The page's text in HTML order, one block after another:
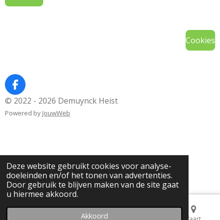
Deze website gebruikt cookies voor analyse-
doeleinden en/of het tonen van advertenties.
Door gebruik te blijven maken van de site gaat
u hiermee akkoord.
Akkoord
Cookies
F
a
c
e
k
© 2022 - 2026 Demuynck Heist
Powered by JouwWeb